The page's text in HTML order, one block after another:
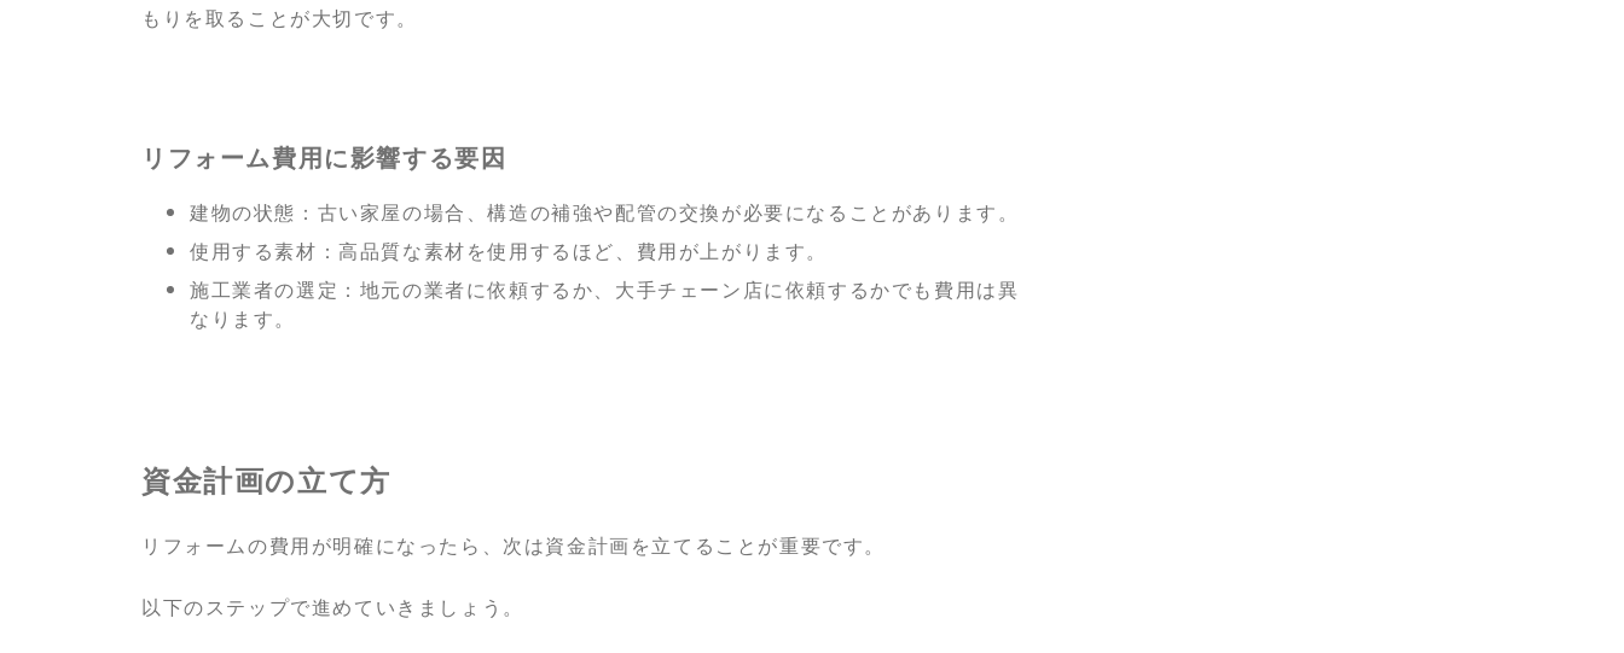
もりを取ることが大切です。
リフォーム費用に影響する要因
建物の状態：古い家屋の場合、構造の補強や配管の交換が必要になることがあります。
使用する素材：高品質な素材を使用するほど、費用が上がります。
施工業者の選定：地元の業者に依頼するか、大手チェーン店に依頼するかでも費用は異
なります。
資金計画の立て方
リフォームの費用が明確になったら、次は資金計画を立てることが重要です。
以下のステップで進めていきましょう。